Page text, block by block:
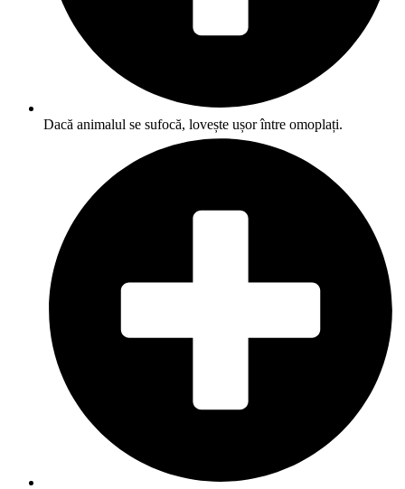
Dacă animalul se sufocă, lovește ușor între omoplați.